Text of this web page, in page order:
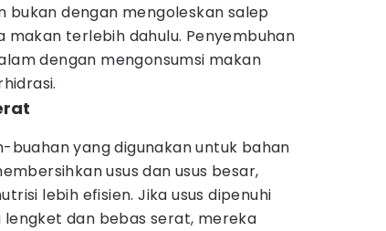
bukan dengan mengoleskan salep
terlebih dahulu. Penyembuhan
dengan mengonsumsi makan
buahan yang digunakan untuk bahan
usus dan usus besar,
lebih efisien. Jika usus dipenuhi
dan bebas serat, mereka